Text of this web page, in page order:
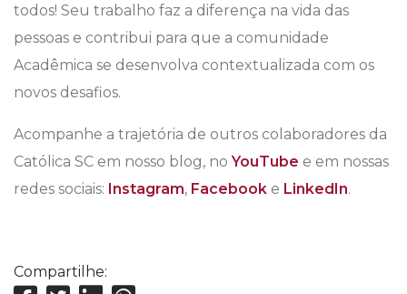
todos! Seu trabalho faz a diferença na vida das
pessoas e contribui para que a comunidade
Acadêmica se desenvolva contextualizada com os
novos desafios.
Acompanhe a trajetória de outros colaboradores da
Católica SC em nosso blog, noYouTube e em nossas
redes sociais: Instagram, Facebook e LinkedIn.
Compartilhe: